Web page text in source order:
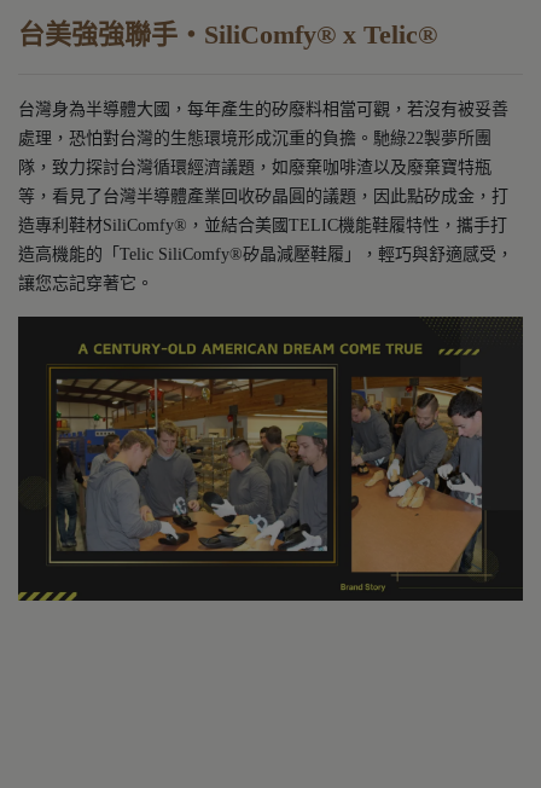
台美強強聯手・ SiliComfy® x Telic®
台灣身為半導體大國，每年產生的矽廢料相當可觀，若沒有被妥善
處理，恐怕對台灣的生態環境形成沉重的負擔。馳綠22製夢所團
隊，致力探討台灣循環經濟議題，如廢棄咖啡渣以及廢棄寶特瓶
等，看見了台灣半導體產業回收矽晶圓的議題，因此點矽成金，打
造專利鞋材SiliComfy®，並結合美國TELIC機能鞋履特性，攜手打
造高機能的「Telic SiliComfy®矽晶減壓鞋履」，輕巧與舒適感受，
讓您忘記穿著它。